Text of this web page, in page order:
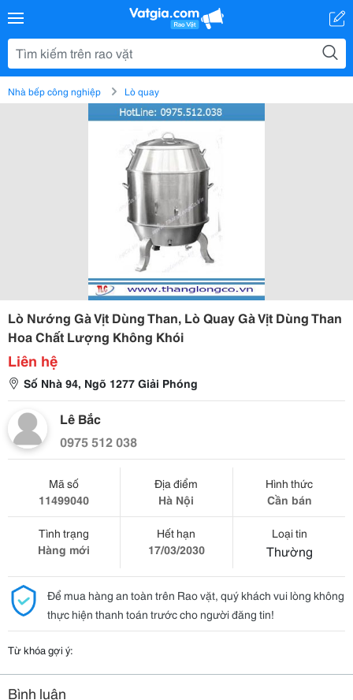
Nhà bếp công nghiệp Lò quay
Lò Nướng Gà Vịt Dùng Than, Lò Quay Gà Vịt Dùng Than
Hoa Chất Lượng Không Khói
Liên hệ
Số Nhà 94, Ngõ 1277 Giải Phóng
Lê Bắc
0975 512 038
Mã số
11499040
Địa điểm
Hà Nội
Hình thức
Cần bán
Tình trạng
Hàng mới
Hết hạn
17/03/2030
Loại tin
Thường
Để mua hàng an toàn trên Rao vặt, quý khách vui lòng không
thực hiện thanh toán trước cho người đăng tin!
Từ khóa gợi ý:
Bình luận